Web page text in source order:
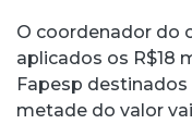
O coordenador do
aplicados os R$18
Fapesp destinados
metade do valor